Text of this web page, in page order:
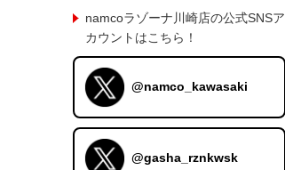
namcoラゾーナ川崎店の公式SNSア
カウントはこちら！
@namco_kawasaki
@gasha_rznkwsk